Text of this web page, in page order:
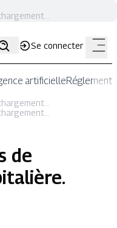
Se connecter
artificielle
de
.